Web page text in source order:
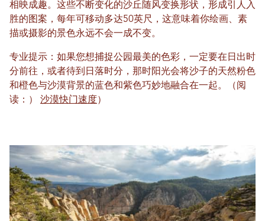
相映成趣。这些不断变化的沙丘随风变换形状，形成引人入
胜的图案，每年可移动多达50英尺，这意味着你绘画、素
描或摄影的景色永远不会一成不变。
专业提示：如果您想捕捉公园最美的色彩，一定要在日出时
分前往，或者待到日落时分，那时阳光会将沙子的天然粉色
和橙色与沙漠背景的蓝色和紫色巧妙地融合在一起。（阅
读：） 沙漠快门速度 ）